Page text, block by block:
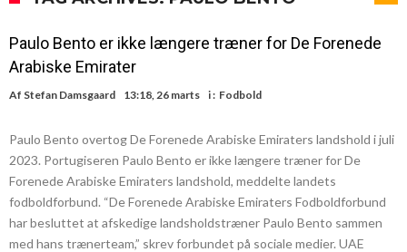
Paulo Bento er ikke længere træner for De Forenede
Arabiske Emirater
Af Stefan Damsgaard 13:18, 26 marts i : Fodbold
Paulo Bento overtog De Forenede Arabiske Emiraters landshold i juli
2023. Portugiseren Paulo Bento er ikke længere træner for De
Forenede Arabiske Emiraters landshold, meddelte landets
fodboldforbund. “De Forenede Arabiske Emiraters Fodboldforbund
har besluttet at afskedige landsholdstræner Paulo Bento sammen
med hans trænerteam,” skrev forbundet på sociale medier. UAE